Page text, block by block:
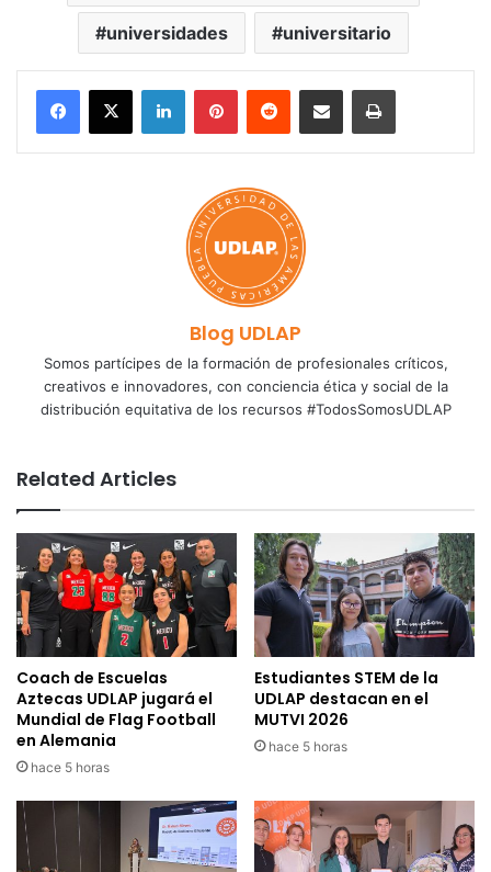
universidades universitario
LinkedInPinterestReddit Share via Email Print
Blog UDLAP
Somos partícipes de la formación de profesionales críticos,
creativos e innovadores, con conciencia ética y social de la
distribución equitativa de los recursos #TodosSomosUDLAP
Related Articles
Coach de Escuelas
Aztecas UDLAP jugará el
Mundial de Flag Football
en Alemania
hace 5 horas
Estudiantes STEM de la
UDLAP destacan en el
MUTVI 2026
hace 5 horas